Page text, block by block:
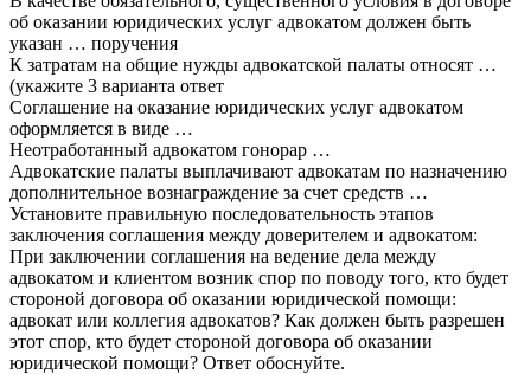
об оказании юридических услуг адвокатом должен быть
указан … поручения
К затратам на общие нужды адвокатской палаты относят …
(укажите 3 варианта ответ
Соглашение на оказание юридических услуг адвокатом
оформляется в виде …
Неотработанный адвокатом гонорар …
Адвокатские палаты выплачивают адвокатам по назначению
дополнительное вознаграждение за счет средств …
Установите правильную последовательность этапов
заключения соглашения между доверителем и адвокатом:
При заключении соглашения на ведение дела между
адвокатом и клиентом возник спор по поводу того, кто будет
стороной договора об оказании юридической помощи:
адвокат или коллегия адвокатов? Как должен быть разрешен
этот спор, кто будет стороной договора об оказании
юридической помощи? Ответ обоснуйте.